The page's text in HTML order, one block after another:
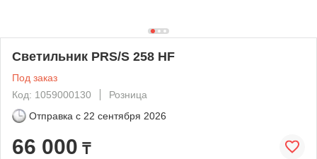
Светильник PRS/S 258 HF
Под заказ
Код: 1059000130
Розница
Отправка с 22 сентября 2026
66 000 ₸